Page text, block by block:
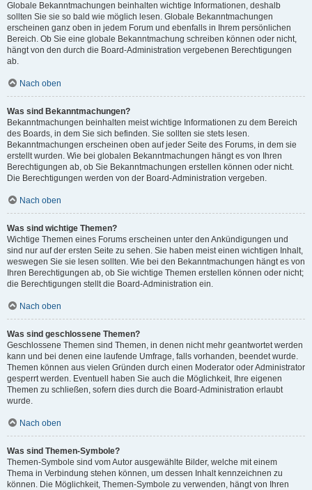
Globale Bekanntmachungen beinhalten wichtige Informationen, deshalb
sollten Sie sie so bald wie möglich lesen. Globale Bekanntmachungen
erscheinen ganz oben in jedem Forum und ebenfalls in Ihrem persönlichen
Bereich. Ob Sie eine globale Bekanntmachung schreiben können oder nicht,
hängt von den durch die Board-Administration vergebenen Berechtigungen
ab.
Nach oben
Was sind Bekanntmachungen?
Bekanntmachungen beinhalten meist wichtige Informationen zu dem Bereich
des Boards, in dem Sie sich befinden. Sie sollten sie stets lesen.
Bekanntmachungen erscheinen oben auf jeder Seite des Forums, in dem sie
erstellt wurden. Wie bei globalen Bekanntmachungen hängt es von Ihren
Berechtigungen ab, ob Sie Bekanntmachungen erstellen können oder nicht.
Die Berechtigungen werden von der Board-Administration vergeben.
Nach oben
Was sind wichtige Themen?
Wichtige Themen eines Forums erscheinen unter den Ankündigungen und
sind nur auf der ersten Seite zu sehen. Sie haben meist einen wichtigen Inhalt,
weswegen Sie sie lesen sollten. Wie bei den Bekanntmachungen hängt es von
Ihren Berechtigungen ab, ob Sie wichtige Themen erstellen können oder nicht;
die Berechtigungen stellt die Board-Administration ein.
Nach oben
Was sind geschlossene Themen?
Geschlossene Themen sind Themen, in denen nicht mehr geantwortet werden
kann und bei denen eine laufende Umfrage, falls vorhanden, beendet wurde.
Themen können aus vielen Gründen durch einen Moderator oder Administrator
gesperrt werden. Eventuell haben Sie auch die Möglichkeit, Ihre eigenen
Themen zu schließen, sofern dies durch die Board-Administration erlaubt
wurde.
Nach oben
Was sind Themen-Symbole?
Themen-Symbole sind vom Autor ausgewählte Bilder, welche mit einem
Thema in Verbindung stehen können, um dessen Inhalt kennzeichnen zu
können. Die Möglichkeit, Themen-Symbole zu verwenden, hängt von Ihren